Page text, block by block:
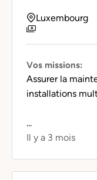
Luxembourg
Vos missions:
Assurer la
installations
...
Il y a 3 mois